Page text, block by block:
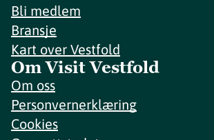
Bli medlem
Bransje
Kart over Vestfold
Om Visit Vestfold
Om oss
Personvernerklæring
Cookies